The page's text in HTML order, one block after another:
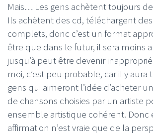
Mais… Les gens achètent toujours
Ils achètent des cd, téléchargent
complets, donc c’est un format
être que dans le futur, il sera moins
jusqu’à peut être devenir
moi, c’est peu probable, car il y aura
gens qui aimeront l’idée d’acheter
de chansons choisies par un artiste
ensemble artistique cohérent. Donc
affirmation n’est vraie que de la